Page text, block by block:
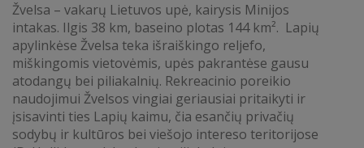
Žvelsa – vakarų Lietuvos upė, kairysis Minijos
intakas. Ilgis 38 km, baseino plotas 144 km². Lapių
apylinkėse Žvelsa teka išraiškingo reljefo,
miškingomis vietovėmis, upės pakrantėse gausu
atodangų bei piliakalnių. Rekreacinio poreikio
naudojimui Žvelsos vingiai geriausiai pritaikyti ir
įsisavinti ties Lapių kaimu, čia esančių privačių
sodybų ir kultūros bei viešojo intereso teritorijose